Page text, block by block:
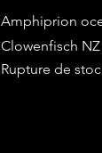
Amphiprion
Clowenfisch
Rupture de